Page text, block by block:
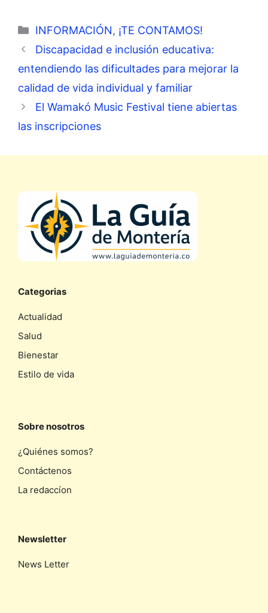
Categorías
INFORMACIÓN, ¡TE CONTAMOS!
Discapacidad e inclusión educativa:
entendiendo las dificultades para mejorar la
calidad de vida individual y familiar
El Wamakó Music Festival tiene abiertas
las inscripciones
Categorias
Actualidad
Salud
Bienestar
Estilo de vida
Sobre nosotros
¿Quiénes somos?
Contáctenos
La redaccíon
Newsletter
News Letter